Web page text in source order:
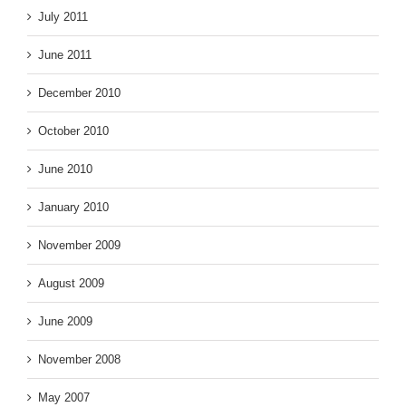
July 2011
June 2011
December 2010
October 2010
June 2010
January 2010
November 2009
August 2009
June 2009
November 2008
May 2007